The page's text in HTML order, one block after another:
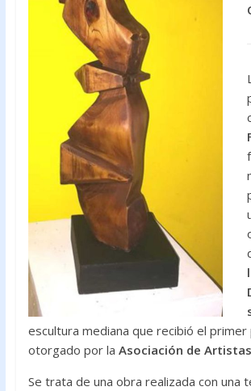
escultura mediana que recibió el primer
otorgado por la Asociación de
Se trata de una obra realizada con una